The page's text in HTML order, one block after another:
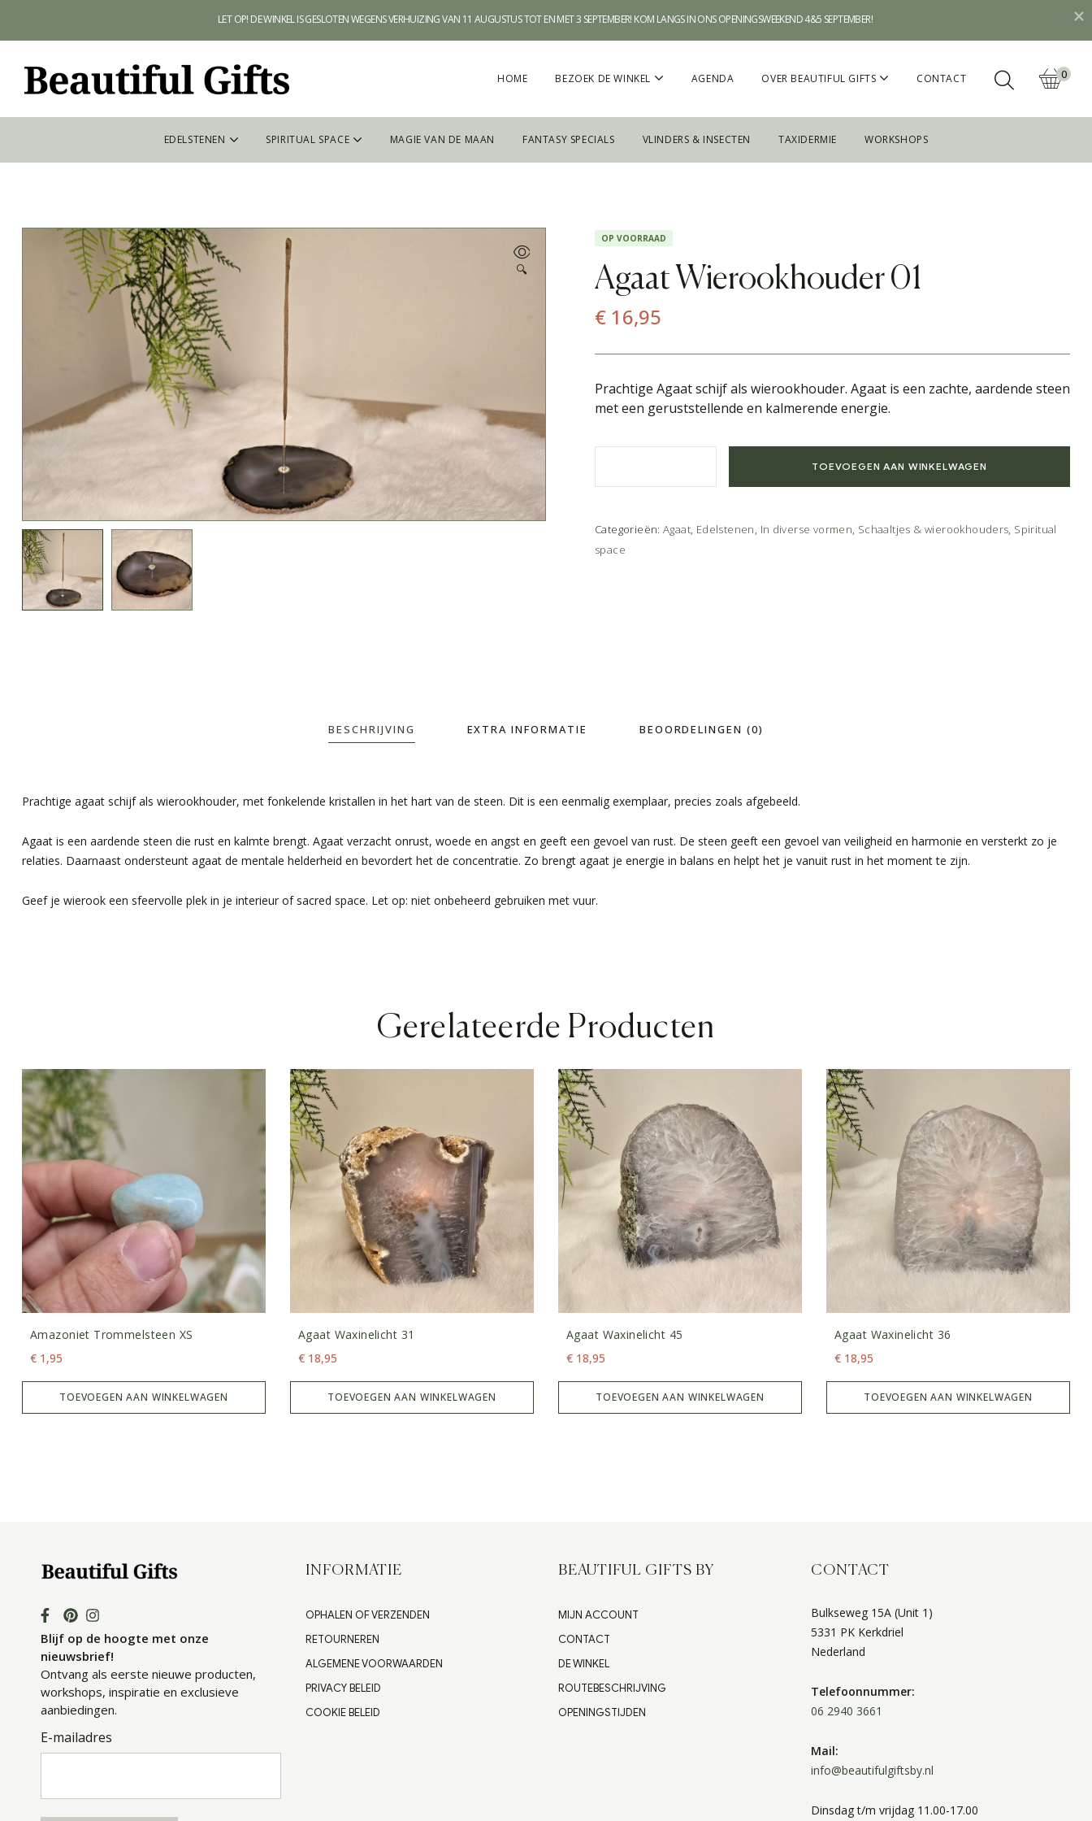
HOME BEZOEK DE WINKEL AGENDA OVER BEAUTIFUL GIFTS CONTACT 0
EDELSTENEN SPIRITUAL SPACE MAGIE VAN DE MAAN FANTASY SPECIALS VLINDERS & INSECTEN TAXIDERMIE WORKSHOPS
🔍
OP VOORRAAD
Agaat Wierookhouder 01
€ 16,95
Prachtige Agaat schijf als wierookhouder. Agaat is een zachte, aardende steen
met een geruststellende en kalmerende energie.
TOEVOEGEN AAN WINKELWAGEN
Categorieën:Agaat Edelstenen In diverse vormen Schaaltjes & wierookhouders Spiritual
space
BESCHRIJVING EXTRA INFORMATIE BEOORDELINGEN (0)
Prachtige agaat schijf als wierookhouder, met fonkelende kristallen in het hart van de steen. Dit is een eenmalig exemplaar, precies zoals afgebeeld.
Agaat is een aardende steen die rust en kalmte brengt. Agaat verzacht onrust, woede en angst en geeft een gevoel van rust. De steen geeft een gevoel van veiligheid en harmonie en versterkt zo je
relaties. Daarnaast ondersteunt agaat de mentale helderheid en bevordert het de concentratie. Zo brengt agaat je energie in balans en helpt het je vanuit rust in het moment te zijn.
Geef je wierook een sfeervolle plek in je interieur of sacred space. Let op: niet onbeheerd gebruiken met vuur.
Gerelateerde Producten
Amazoniet Trommelsteen XS
€ 1,95
TOEVOEGEN AAN WINKELWAGEN
Agaat Waxinelicht 31
€ 18,95
TOEVOEGEN AAN WINKELWAGEN
Agaat Waxinelicht 45
€ 18,95
TOEVOEGEN AAN WINKELWAGEN
Agaat Waxinelicht 36
€ 18,95
TOEVOEGEN AAN WINKELWAGEN
Blijf op de hoogte met onze
nieuwsbrief!
Ontvang als eerste nieuwe producten,
workshops, inspiratie en exclusieve
aanbiedingen.
E-mailadres
INFORMATIE
OPHALEN OF VERZENDEN
RETOURNEREN
ALGEMENE VOORWAARDEN
PRIVACY BELEID
COOKIE BELEID
BEAUTIFUL GIFTS BY
MIJN ACCOUNT
CONTACT
DE WINKEL
ROUTEBESCHRIJVING
OPENINGSTIJDEN
CONTACT
Bulkseweg 15A (Unit 1)
5331 PK Kerkdriel
Nederland
Telefoonnummer:
06 2940 3661
Mail:
info@beautifulgiftsby.nl
Dinsdag t/m vrijdag 11.00-17.00
LET OP! DE WINKEL IS GESLOTEN WEGENS VERHUIZING VAN 11 AUGUSTUS TOT EN MET 3 SEPTEMBER! KOM LANGS IN ONS OPENINGSWEEKEND 4&5 SEPTEMBER!